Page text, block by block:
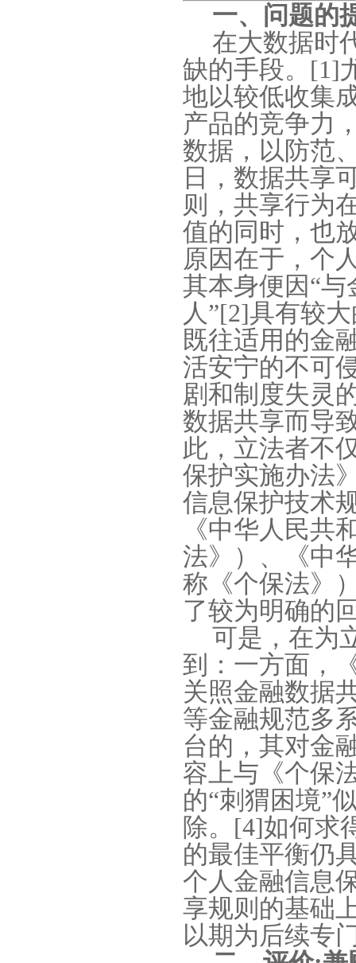
一、问题的
在大数据时
缺的手段。 [1]
地以较低收集
产品的竞争力
数据，以防范
日，数据共享
则，共享行为
值的同时，也
原因在于，个
其本身便因“与
人”[2]具有较
既往适用的金
活安宁的不可
剧和制度失灵
数据共享而导
此，立法者不
保护实施办法
信息保护技术
《中华人民共
法》）、《中
称《个保法》
了较为明确的
可是，在为
到：一方面，
关照金融数据
等金融规范多
台的，其对金
容上与《个保
的“刺猬困境”
除。 [4]如何求
的最佳平衡仍
个人金融信息
享规则的基础
以期为后续专